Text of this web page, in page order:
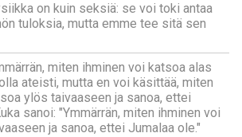
on kuin seksiä: se voi toki antaa
tuloksia, mutta emme tee sitä sen
miten ihminen voi katsoa alas
ateisti, mutta en voi käsittää, miten
ylös taivaaseen ja sanoa, ettei
sanoi: "Ymmärrän, miten ihminen voi
ja sanoa, ettei Jumalaa ole."